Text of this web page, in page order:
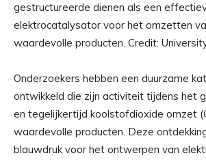
gestructureerde dienen als een
elektrocatalysator voor het omzetten
waardevolle producten. Credit:
Onderzoekers hebben een duurzame
ontwikkeld die zijn activiteit tijdens het
en tegelijkertijd koolstofdioxide omzet
waardevolle producten. Deze
blauwdruk voor het ontwerpen van